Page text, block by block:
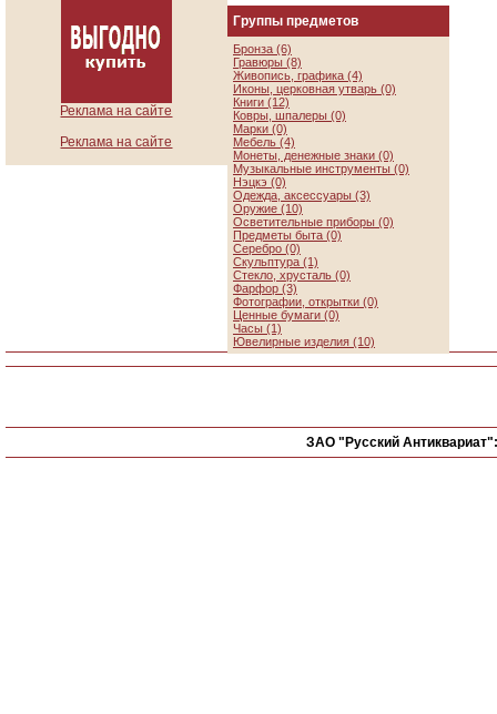
Реклама на сайте
Реклама на сайте
Группы предметов
Бронза (6)
Гравюры (8)
Живопись, графика (4)
Иконы, церковная утварь (0)
Книги (12)
Ковры, шпалеры (0)
Марки (0)
Мебель (4)
Монеты, денежные знаки (0)
Музыкальные инструменты (0)
Нэцкэ (0)
Одежда, аксессуары (3)
Оружие (10)
Осветительные приборы (0)
Предметы быта (0)
Серебро (0)
Скульптура (1)
Стекло, хрусталь (0)
Фарфор (3)
Фотографии, открытки (0)
Ценные бумаги (0)
Часы (1)
Ювелирные изделия (10)
ЗАО "Русский Антиквариат":